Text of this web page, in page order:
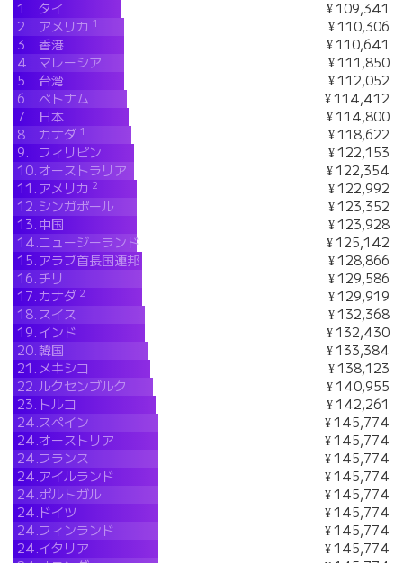
1. タイ
¥ 109,341
2.
アメリカ 1
¥ 110,306
3.
香港
¥ 110,641
4.
マレーシア
¥ 111,850
5.
台湾
¥ 112,052
6.
ベトナム
¥ 114,412
7.
日本
¥ 114,800
8.
カナダ 1
¥ 118,622
9.
フィリピン
¥ 122,153
10.オーストラリア
¥ 122,354
11. アメリカ 2
¥ 122,992
12. シンガポール
¥ 123,352
13. 中国
¥ 123,928
14.ニュージーランド
¥ 125,142
15. アラブ首長国連邦
¥ 128,866
16.チリ
¥ 129,586
17.カナダ 2
¥ 129,919
18. スイス
¥ 132,368
19. インド
¥ 132,430
20.韓国
¥ 133,384
21. メキシコ
¥ 138,123
22.ルクセンブルク
¥ 140,955
23. トルコ
¥ 142,261
24.スペイン
¥ 145,774
24.オーストリア
¥ 145,774
24.フランス
¥ 145,774
24.アイルランド
¥ 145,774
24.ポルトガル
¥ 145,774
24. ドイツ
¥ 145,774
24.フィンランド
¥ 145,774
24.イタリア
¥ 145,774